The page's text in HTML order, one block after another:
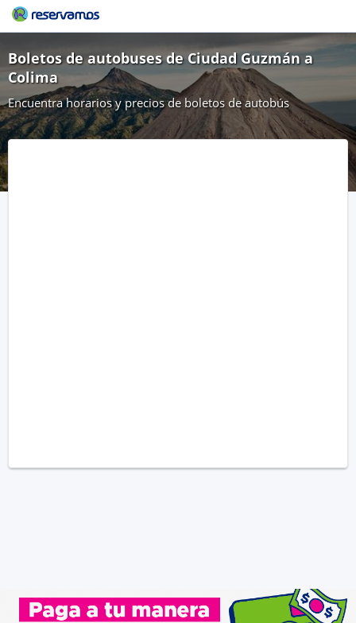
Boletos de autobuses de Ciudad Guzmán a
Colima
Encuentra horarios y precios de boletos de autobús